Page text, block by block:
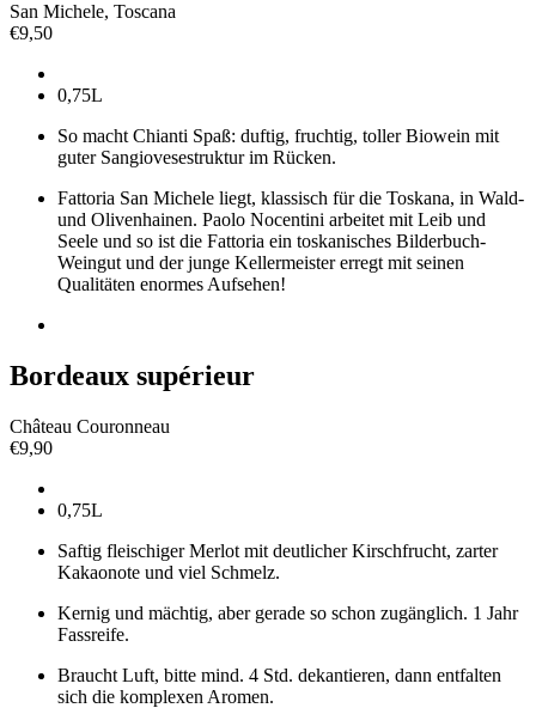
San Michele, Toscana
€9,50
0,75L
So macht Chianti Spaß: duftig, fruchtig, toller Biowein mit
guter Sangiovesestruktur im Rücken.
Fattoria San Michele liegt, klassisch für die Toskana, in Wald-
und Olivenhainen. Paolo Nocentini arbeitet mit Leib und
Seele und so ist die Fattoria ein toskanisches Bilderbuch-
Weingut und der junge Kellermeister erregt mit seinen
Qualitäten enormes Aufsehen!
Bordeaux supérieur
Château Couronneau
€9,90
0,75L
Saftig fleischiger Merlot mit deutlicher Kirschfrucht, zarter
Kakaonote und viel Schmelz.
Kernig und mächtig, aber gerade so schon zugänglich. 1 Jahr
Fassreife.
Braucht Luft, bitte mind. 4 Std. dekantieren, dann entfalten
sich die komplexen Aromen.